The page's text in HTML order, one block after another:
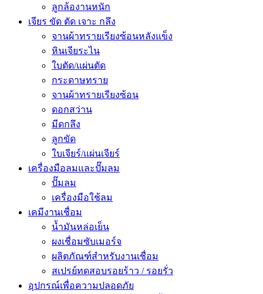
ลูกล้องานหนัก
เจียร ขัด ตัด เจาะ กลึง
จานผ้าทรายเรียงซ้อนหลังแข็ง
หินเจียระไน
ใบตัด/แผ่นตัด
กระดาษทราย
จานผ้าทรายเรียงซ้อน
ดอกสว่าน
มีดกลึง
ลูกขัด
ใบเจียร์/แผ่นเจียร์
เครื่องมือลมและปั๊มลม
ปั๊มลม
เครื่องมือใช้ลม
เคมีงานเชื่อม
น้ำมันหล่อเย็น
ผงเชื่อมซับเมอร์จ
ผลิตภัณฑ์สำหรับงานเชื่อม
สเปรย์ทดสอบรอยร้าว / รอยรั่ว
อุปกรณ์เพื่อความปลอดภัย